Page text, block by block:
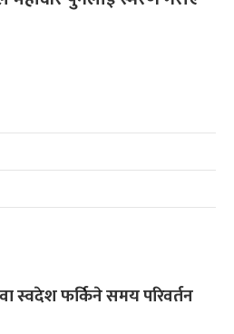
स्वदेश फर्किने समय परिवर्तन